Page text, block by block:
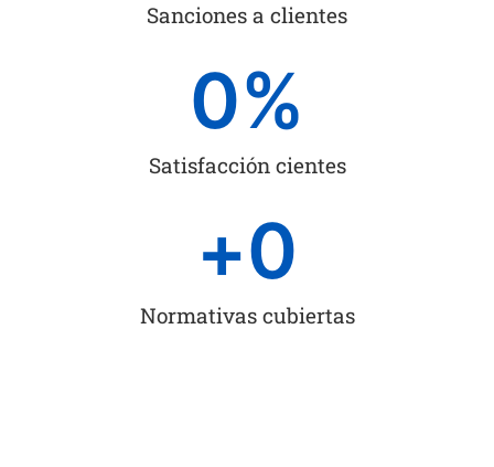
Sanciones a clientes
Satisfacción cientes
0%
Normativas cubiertas
+0